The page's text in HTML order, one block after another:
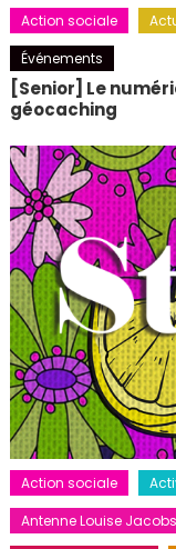
Action sociale
Événements
[Senior] Le
géocaching
Action sociale
Antenne Louise